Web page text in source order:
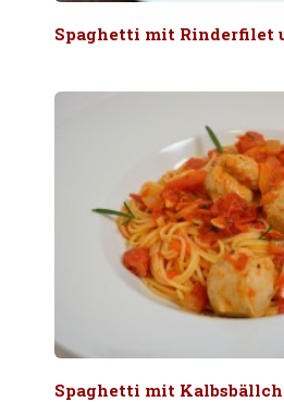
Spaghetti mit Rinderfilet
Spaghetti mit